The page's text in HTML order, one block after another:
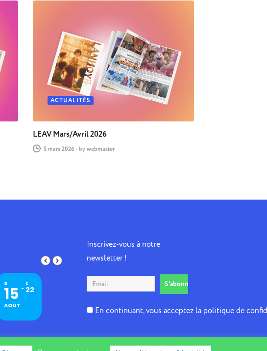
ACTUALITÉS
LEAV Mars/Avril 2026
5 mars 2026 - bywebmaster
S
15
AOÛT
S
22
Inscrivez-vous à notre
newsletter !
En continuant, vous acceptez la politique de